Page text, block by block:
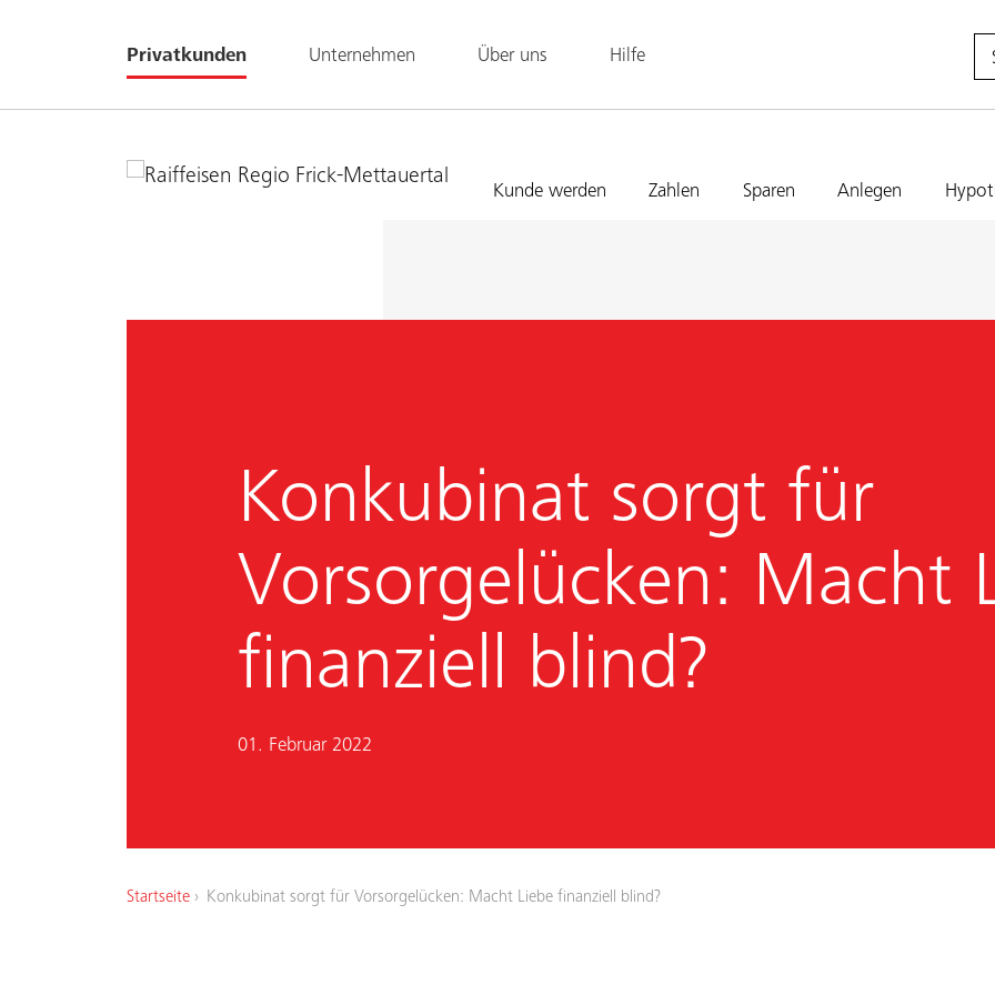
Privatkunden Unternehmen Über uns Hilfe
Kunde werden Zahlen Sparen Anlegen
Konkubinat sorgt für
Vorsorgelücken: Macht
finanziell blind?
01. Februar 2022
Startseite Konkubinat sorgt für Vorsorgelücken: Macht Liebe finanziell blind?